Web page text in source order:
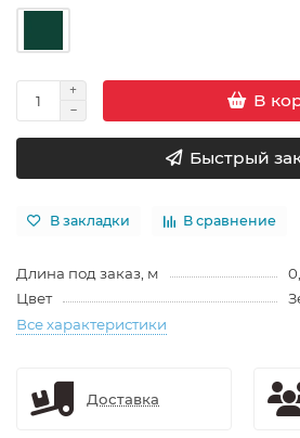
В
Быстрый
В закладки В сравнение
Длина под заказ, м
Цвет
Все характеристики
Доставка